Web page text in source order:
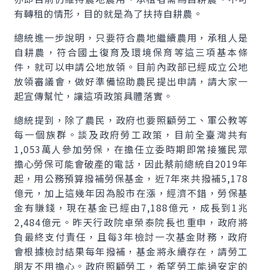
有轉租的情形，目的就是為了扶持自耕農。
總統進一步說明，只要符合農地繼續農用，承租人是
自耕農，符合國土復育及環境保育等這三項基本條
件，就可以申請公地放領。目前內政部已經成立公地
放領審議會，做好準備協助農民提出申請，請大家一
起宣傳幫忙，讓這項政策具體落實。
總統提到，除了農民，政府也要照顧勞工、軍公教等
每一個族群。談及政府勞工政策，目前全臺灣共有
1,053萬人參加勞保，在擔任立委時期即常接獲民眾
擔心勞保可能會破產的電話，因此蔡前總統自2019年
起，用公務預算撥補勞保基金，近7年來共撥補5,178
億元，加上這幾年因為股市在漲，經濟不錯，勞保基
金有賺錢，現在基金已經由7,188億元，成長到1兆
2,484億元。昨天行政院卓榮泰院長也重申，政府將
負最終支付責任，且每3年檢討一次基金財務，政府
會根據檢討結果每年撥補，基金將永續存在，請勞工
朋友不用擔心。政府照顧勞工，希望勞工能過安定的